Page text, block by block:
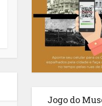
Jogo do